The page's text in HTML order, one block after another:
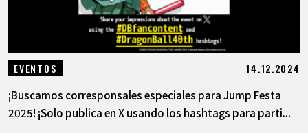
EVENTOS 14.12.2024
¡Buscamos corresponsales especiales para Jump Festa
2025! ¡Solo publica en X usando los hashtags para parti...